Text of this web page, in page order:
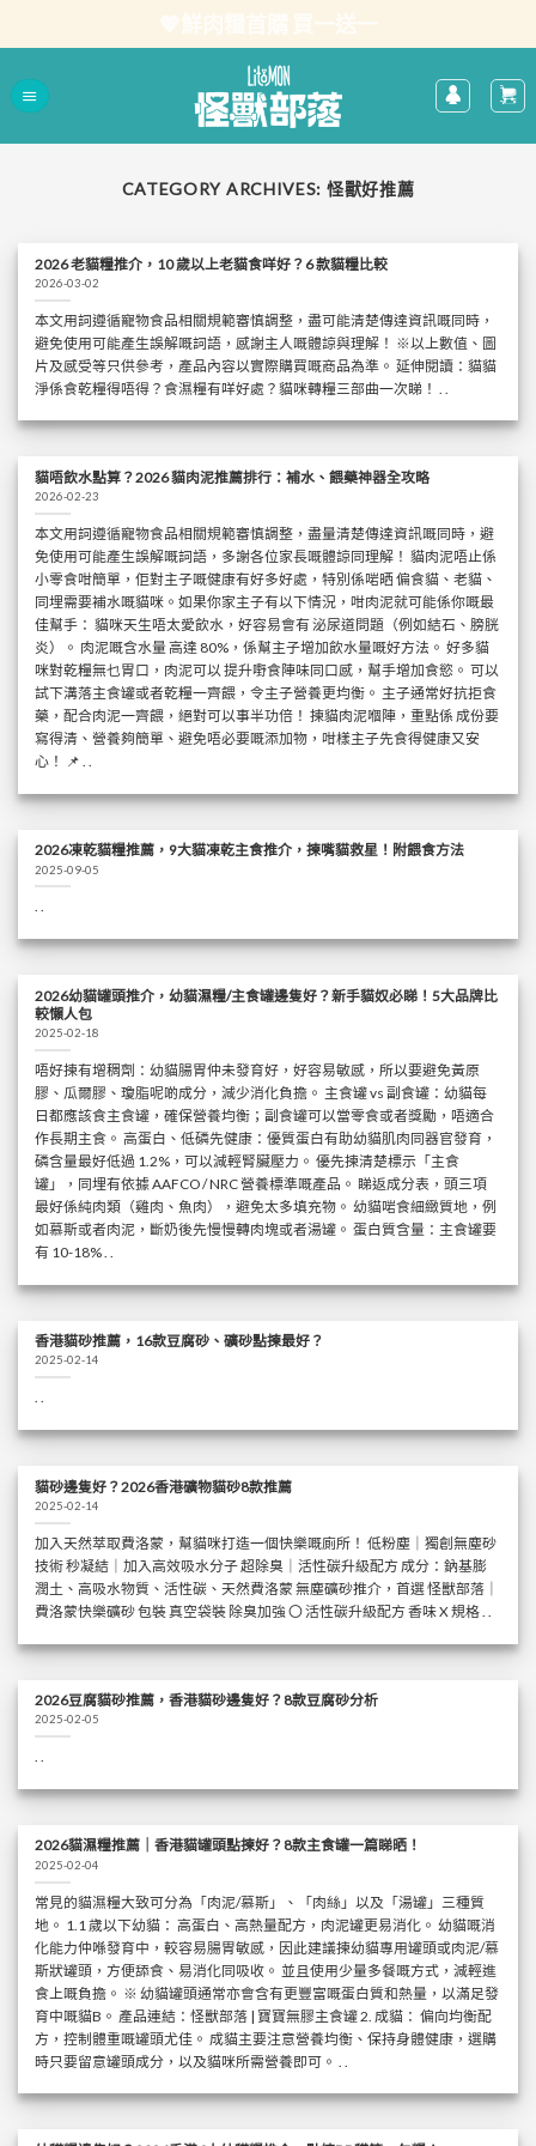
CATEGORY ARCHIVES: 怪獸好推薦
2026 老貓糧推介，10 歲以上老貓食咩好？6 款貓糧比較
2026-03-02
本文用詞遵循寵物食品相關規範審慎調整，盡可能清楚傳達資訊嘅同時，
避免使用可能產生誤解嘅詞語，感謝主人嘅體諒與理解！ ※以上數值、圖
片及感受等只供參考，產品內容以實際購買嘅商品為準。 延伸閱讀：貓貓
淨係食乾糧得唔得？食濕糧有咩好處？貓咪轉糧三部曲一次睇！ . .
貓唔飲水點算？2026 貓肉泥推薦排行：補水、餵藥神器全攻略
2026-02-23
本文用詞遵循寵物食品相關規範審慎調整，盡量清楚傳達資訊嘅同時，避
免使用可能產生誤解嘅詞語，多謝各位家長嘅體諒同理解！ 貓肉泥唔止係
小零食咁簡單，佢對主子嘅健康有好多好處，特別係啱晒 偏食貓、老貓、
同埋需要補水嘅貓咪。如果你家主子有以下情況，咁肉泥就可能係你嘅最
佳幫手： 貓咪天生唔太愛飲水，好容易會有 泌尿道問題（例如結石、膀胱
炎）。 肉泥嘅含水量 高達 80%，係幫主子增加飲水量嘅好方法。 好多貓
咪對乾糧無乜胃口，肉泥可以 提升嘢食陣味同口感，幫手增加食慾。 可以
試下溝落主食罐或者乾糧一齊餵，令主子營養更均衡。 主子通常好抗拒食
藥，配合肉泥一齊餵，絕對可以事半功倍！ 揀貓肉泥嗰陣，重點係 成份要
寫得清、營養夠簡單、避免唔必要嘅添加物，咁樣主子先食得健康又安
心！ 📌 . .
2026凍乾貓糧推薦，9大貓凍乾主食推介，揀嘴貓救星！附餵食方法
2025-09-05
. .
2026幼貓罐頭推介，幼貓濕糧/主食罐邊隻好？新手貓奴必睇！5大品牌比
較懶人包
2025-02-18
唔好揀有增稠劑：幼貓腸胃仲未發育好，好容易敏感，所以要避免黃原
膠、瓜爾膠、瓊脂呢啲成分，減少消化負擔。 主食罐 vs 副食罐：幼貓每
日都應該食主食罐，確保營養均衡；副食罐可以當零食或者獎勵，唔適合
作長期主食。 高蛋白、低磷先健康：優質蛋白有助幼貓肌肉同器官發育，
磷含量最好低過 1.2%，可以減輕腎臟壓力。 優先揀清楚標示「主食
罐」，同埋有依據 AAFCO / NRC 營養標準嘅產品。 睇返成分表，頭三項
最好係純肉類（雞肉、魚肉），避免太多填充物。 幼貓啱食細緻質地，例
如慕斯或者肉泥，斷奶後先慢慢轉肉塊或者湯罐。 蛋白質含量：主食罐要
有 10-18% . .
香港貓砂推薦，16款豆腐砂、礦砂點揀最好？
2025-02-14
. .
貓砂邊隻好？2026香港礦物貓砂8款推薦
2025-02-14
加入天然萃取費洛蒙，幫貓咪打造一個快樂嘅廁所！ 低粉塵｜獨創無塵砂
技術 秒凝結｜加入高效吸水分子 超除臭｜活性碳升級配方 成分：鈉基膨
潤土、高吸水物質、活性碳、天然費洛蒙 無塵礦砂推介，首選 怪獸部落｜
費洛蒙快樂礦砂 包裝 真空袋裝 除臭加強 〇 活性碳升級配方 香味 X 規格 . .
2026豆腐貓砂推薦，香港貓砂邊隻好？8款豆腐砂分析
2025-02-05
. .
2026貓濕糧推薦｜香港貓罐頭點揀好？8款主食罐一篇睇晒！
2025-02-04
常見的貓濕糧大致可分為「肉泥/慕斯」、「肉絲」以及「湯罐」三種質
地。 1.1 歲以下幼貓： 高蛋白、高熱量配方，肉泥罐更易消化。 幼貓嘅消
化能力仲喺發育中，較容易腸胃敏感，因此建議揀幼貓專用罐頭或肉泥/慕
斯狀罐頭，方便舔食、易消化同吸收。 並且使用少量多餐嘅方式，減輕進
食上嘅負擔。 ※ 幼貓罐頭通常亦會含有更豐富嘅蛋白質和熱量，以滿足發
育中嘅貓B。 產品連結：怪獸部落 | 寶寶無膠主食罐 2. 成貓： 偏向均衡配
方，控制體重嘅罐頭尤佳。 成貓主要注意營養均衡、保持身體健康，選購
時只要留意罐頭成分，以及貓咪所需營養即可。 . .